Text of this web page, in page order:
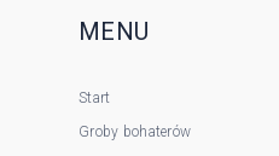
MENU
Start
Groby bohaterów